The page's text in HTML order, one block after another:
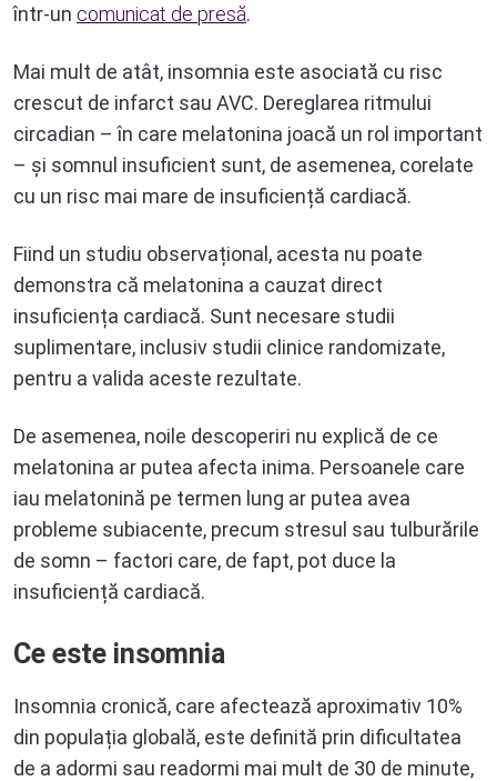
într-un comunicat de presă.
Mai mult de atât, insomnia este asociată cu risc
crescut de infarct sau AVC. Dereglarea ritmului
circadian – în care melatonina joacă un rol important
– și somnul insuficient sunt, de asemenea, corelate
cu un risc mai mare de insuficiență cardiacă.
Fiind un studiu observațional, acesta nu poate
demonstra că melatonina a cauzat direct
insuficiența cardiacă. Sunt necesare studii
suplimentare, inclusiv studii clinice randomizate,
pentru a valida aceste rezultate.
De asemenea, noile descoperiri nu explică de ce
melatonina ar putea afecta inima. Persoanele care
iau melatonină pe termen lung ar putea avea
probleme subiacente, precum stresul sau tulburările
de somn – factori care, de fapt, pot duce la
insuficiență cardiacă.
Ce este insomnia
Insomnia cronică, care afectează aproximativ 10%
din populația globală, este definită prin dificultatea
de a adormi sau readormi mai mult de 30 de minute,